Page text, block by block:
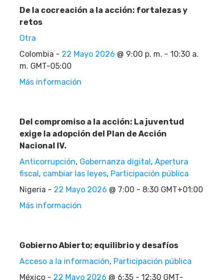
De la cocreación a la acción: fortalezas y
retos
Otra
Colombia - 22 Mayo 2026 @ 9:00 p. m. - 10:30 a.
m. GMT-05:00
Más información
Del compromiso a la acción: La juventud
exige la adopción del Plan de Acción
Nacional IV.
Anticorrupción, Gobernanza digital, Apertura
fiscal, cambiar las leyes, Participación pública
Nigeria - 22 Mayo 2026 @ 7:00 - 8:30 GMT+01:00
Más información
Gobierno Abierto; equilibrio y desafíos
Acceso a la información, Participación pública
México - 22 Mayo 2026 @ 6:35 - 12:30 GMT-